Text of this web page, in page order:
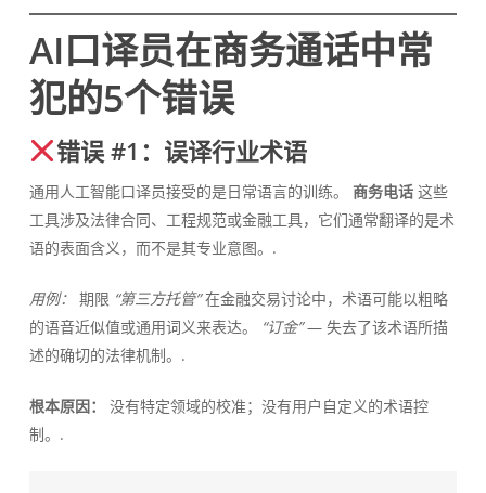
AI口译员在商务通话中常
犯的5个错误
错误 #1：误译行业术语
通用人工智能口译员接受的是日常语言的训练。 商务电话这些
工具涉及法律合同、工程规范或金融工具，它们通常翻译的是术
语的表面含义，而不是其专业意图。.
用例： 期限 “第三方托管”在金融交易讨论中，术语可能以粗略
的语音近似值或通用词义来表达。
“订金”— 失去了该术语所描
述的确切的法律机制。.
根本原因：
没有特定领域的校准；没有用户自定义的术语控
制。.